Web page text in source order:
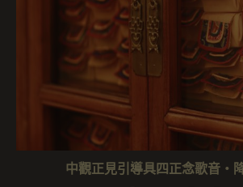
中觀正見引導具四正念歌音・